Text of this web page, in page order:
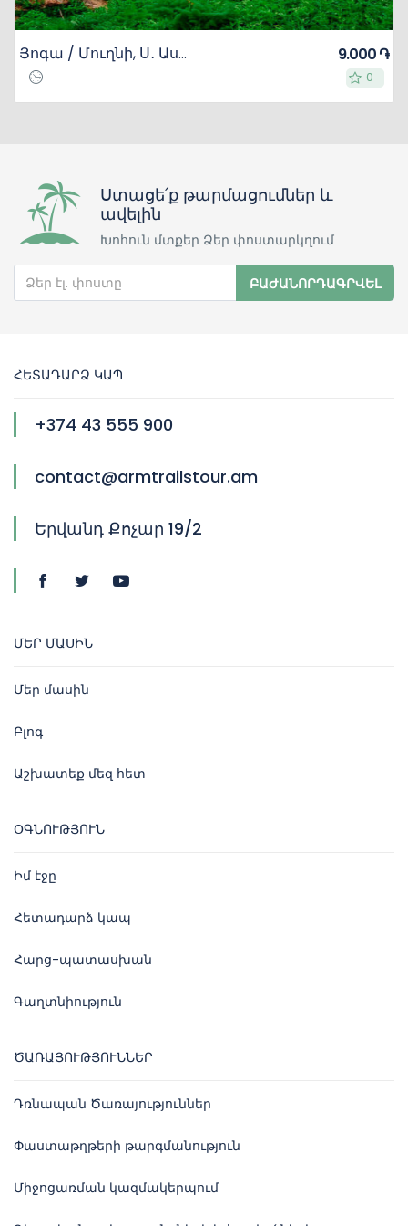
Յոգա / Մուղնի, Ս․ Աստվածածին եկեղեցի, Թեղենյաց վանք
0
0
9.000 ֏
Ստացե՛ք թարմացումներ և
ավելին
Խոհուն մտքեր Ձեր փոստարկղում
ԲԱԺԱՆՈՐԴԱԳՐՎԵԼ
ՀԵՏԱԴԱՐՁ ԿԱՊ
+374 43 555 900
contact@armtrailstour.am
Երվանդ Քոչար 19/2
ՄԵՐ ՄԱՍԻՆ
Մեր մասին
Բլոգ
Աշխատեք մեզ հետ
ՕԳՆՈՒԹՅՈՒՆ
Իմ էջը
Հետադարձ կապ
Հարց-պատասխան
Գաղտնիություն
ԾԱՌԱՅՈՒԹՅՈՒՆՆԵՐ
Դռնապան Ծառայություններ
Փաստաթղթերի թարգմանություն
Միջոցառման կազմակերպում